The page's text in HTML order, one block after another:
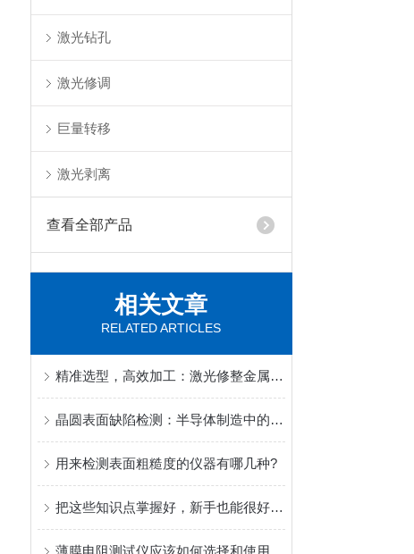
激光钻孔
激光修调
巨量转移
激光剥离
查看全部产品
相关文章
RELATED ARTICLES
精准选型，高效加工：激光修整金属线的线径与材质匹配策略
晶圆表面缺陷检测：半导体制造中的关键质量控制环节
用来检测表面粗糙度的仪器有哪几种?
把这些知识点掌握好，新手也能很好的使用电镜隔振台
薄膜电阻测试仪应该如何选择和使用